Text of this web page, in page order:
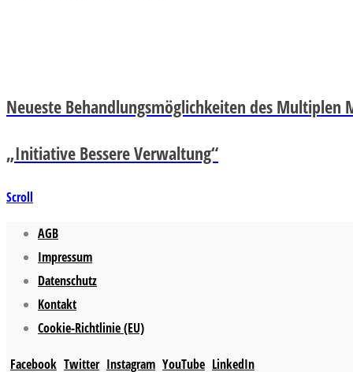
Neueste Behandlungsmöglichkeiten des Multiplen
„Initiative Bessere Verwaltung“
Scroll
AGB
Impressum
Datenschutz
Kontakt
Cookie-Richtlinie (EU)
Facebook Twitter Instagram YouTube LinkedIn